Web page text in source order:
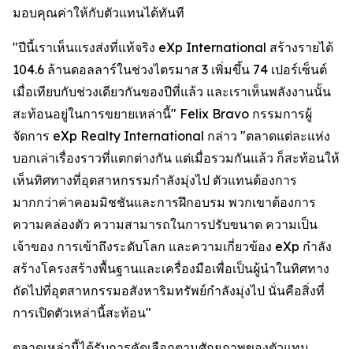
มอบคุณค่าให้กับตัวแทนได้ทันที
"ปีนี้เราเห็นแรงส่งที่แท้จริง eXp International สร้างรายได้
104.6 ล้านดอลลาร์ในช่วงไตรมาส 3 เพิ่มขึ้น 74 เปอร์เซ็นต์
เมื่อเทียบกับช่วงเดียวกันของปีที่แล้ว และเราเห็นพลังงานนั้น
สะท้อนอยู่ในการขยายเหล่านี้" Felix Bravo กรรมการผู้
จัดการ eXp Realty International กล่าว "ตลาดแต่ละแห่ง
บอกเล่าเรื่องราวที่แตกต่างกัน แต่เมื่อรวมกันแล้ว ก็สะท้อนให้
เห็นทิศทางที่อุตสาหกรรมกำลังมุ่งไป ตัวแทนต้องการ
มากกว่าค่าคอมมิชชันและการฝึกอบรม พวกเขาต้องการ
ความคล่องตัว ความสามารถในการปรับขนาด ความเป็น
เจ้าของ การเข้าถึงระดับโลก และความเกี่ยวข้อง eXp กำลัง
สร้างโครงสร้างพื้นฐานและเครื่องมือเพื่อเป็นผู้นำในทิศทาง
ถัดไปที่อุตสาหกรรมอสังหาริมทรัพย์กำลังมุ่งไป นั่นคือสิ่งที่
การเปิดตัวเหล่านี้สะท้อน"